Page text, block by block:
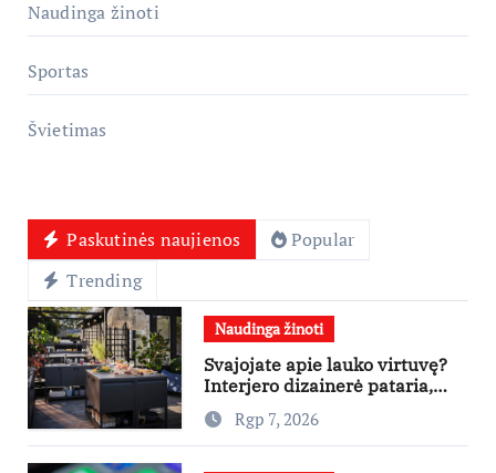
Naudinga žinoti
Sportas
Švietimas
Paskutinės naujienos
Popular
Trending
Naudinga žinoti
Svajojate apie lauko virtuvę?
Interjero dizainerė pataria,
nuo ko pradėti
Rgp 7, 2026